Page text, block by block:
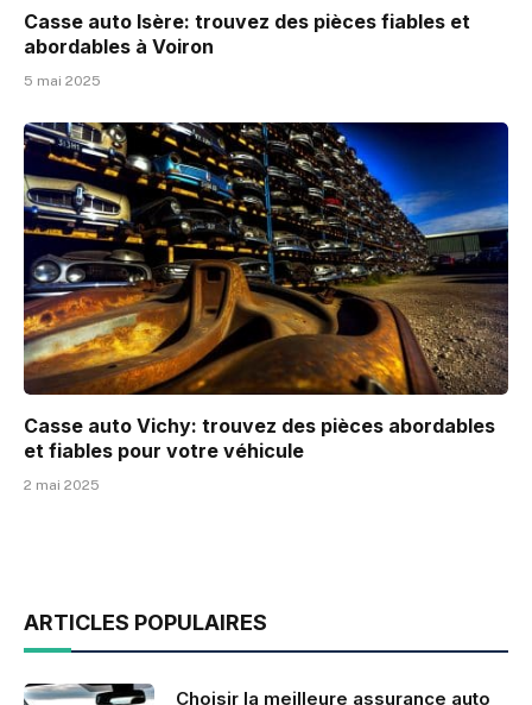
Casse auto Isère: trouvez des pièces fiables et
abordables à Voiron
5 mai 2025
Casse auto Vichy: trouvez des pièces abordables
et fiables pour votre véhicule
2 mai 2025
ARTICLES POPULAIRES
Choisir la meilleure assurance auto